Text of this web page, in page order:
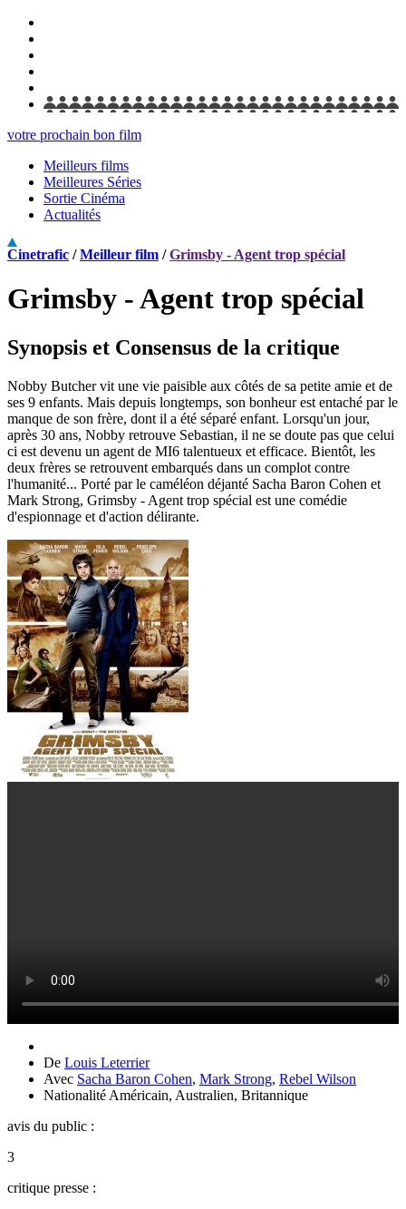
votre prochain bon film
Meilleurs films
Meilleures Séries
Sortie Cinéma
Actualités
Cinetrafic /Meilleur film /Grimsby - Agent trop spécial
Grimsby - Agent trop spécial
Synopsis et Consensus de la critique
Nobby Butcher vit une vie paisible aux côtés de sa petite amie et de
ses 9 enfants. Mais depuis longtemps, son bonheur est entaché par le
manque de son frère, dont il a été séparé enfant. Lorsqu'un jour,
après 30 ans, Nobby retrouve Sebastian, il ne se doute pas que celui
ci est devenu un agent de MI6 talentueux et efficace. Bientôt, les
deux frères se retrouvent embarqués dans un complot contre
l'humanité... Porté par le caméléon déjanté Sacha Baron Cohen et
Mark Strong, Grimsby - Agent trop spécial est une comédie
d'espionnage et d'action délirante.
De Louis Leterrier
Avec Sacha Baron Cohen, Mark Strong, Rebel Wilson
Nationalité Américain, Australien, Britannique
avis du public :
3
critique presse :